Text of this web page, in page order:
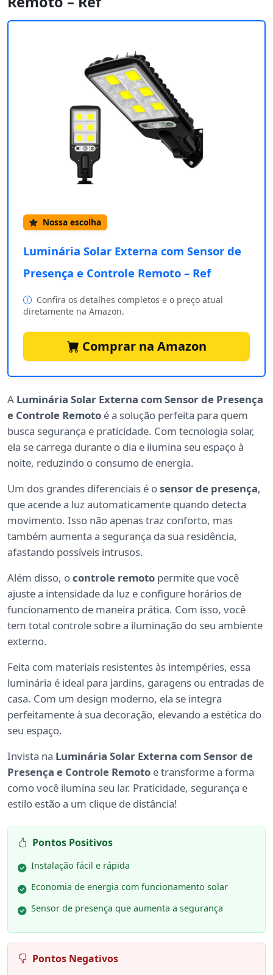
Nossa escolha
Luminária Solar Externa com Sensor de
Presença e Controle Remoto – Ref
Confira os detalhes completos e o preço atual
diretamente na Amazon.
Comprar na Amazon
A Luminária Solar Externa com Sensor de Presença
e Controle Remoto é a solução perfeita para quem
busca segurança e praticidade. Com tecnologia solar,
ela se carrega durante o dia e ilumina seu espaço à
noite, reduzindo o consumo de energia.
Um dos grandes diferenciais é osensor de presença,
que acende a luz automaticamente quando detecta
movimento. Isso não apenas traz conforto, mas
também aumenta a segurança da sua residência,
afastando possíveis intrusos.
Além disso, ocontrole remoto permite que você
ajuste a intensidade da luz e configure horários de
funcionamento de maneira prática. Com isso, você
tem total controle sobre a iluminação do seu ambiente
externo.
Feita com materiais resistentes às intempéries, essa
luminária é ideal para jardins, garagens ou entradas de
casa. Com um design moderno, ela se integra
perfeitamente à sua decoração, elevando a estética do
seu espaço.
Invista na Luminária Solar Externa com Sensor de
Presença e Controle Remoto e transforme a forma
como você ilumina seu lar. Praticidade, segurança e
estilo estão a um clique de distância!
Pontos Positivos
Instalação fácil e rápida
Economia de energia com funcionamento solar
Sensor de presença que aumenta a segurança
Pontos Negativos